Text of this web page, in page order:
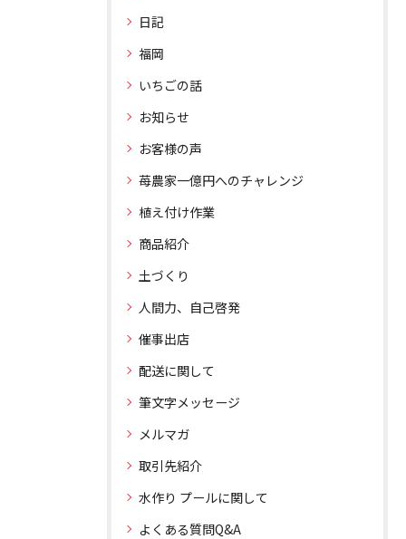
日記
福岡
いちごの話
お知らせ
お客様の声
苺農家一億円へのチャレンジ
植え付け作業
商品紹介
土づくり
人間力、自己啓発
催事出店
配送に関して
筆文字メッセージ
メルマガ
取引先紹介
水作り プールに関して
よくある質問Q&A